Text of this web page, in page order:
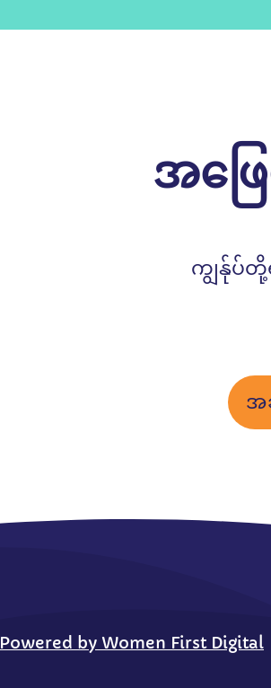
အဖြ
ကျွန်ုပ်တို့
အ
Powered by Women First Digital